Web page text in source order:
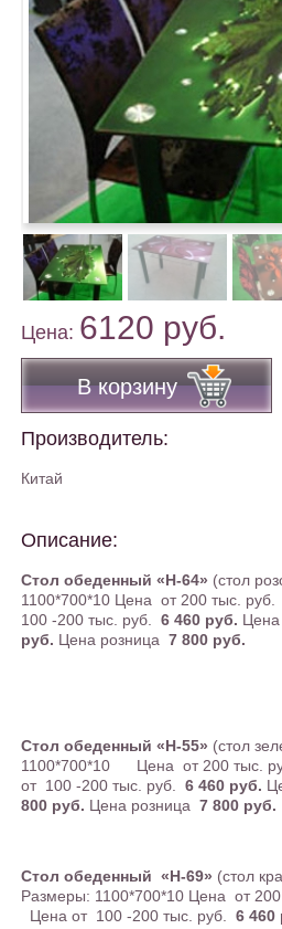
Цена: 6120 руб.
В корзину
Производитель:
Китай
Описание:
Стол обеденный «Н-64» (стол
1100*700*10 Цена от 200 тыс. руб.
100 -200 тыс. руб. 6 460 руб. Цена
руб. Цена розница 7 800 руб.
Стол обеденный «H-55» (стол
1100*700*10 Цена от 200 тыс.
от 100 -200 тыс. руб. 6 460 руб.
800 руб. Цена розница 7 800 руб.
Стол обеденный «Н-69» (стол
Размеры: 1100*700*10 Цена от
Цена от 100 -200 тыс. руб. 6 460